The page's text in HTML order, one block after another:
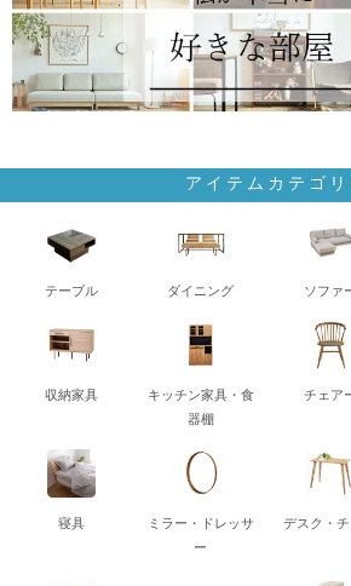
アイテムカテゴリ
テーブル ダイニング ソファ
収納家具
キッチン家具・食
器棚
チェア
寝具
ミラー・ドレッサ
ー
デスク・